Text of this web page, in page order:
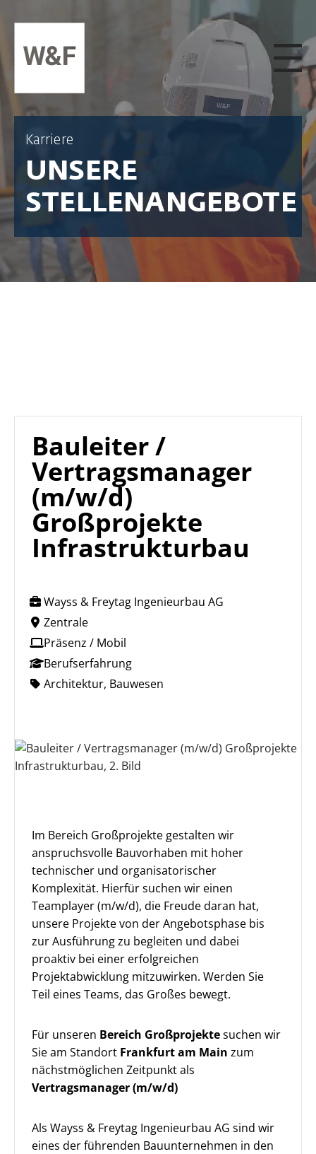
ZUM INHALT SPRINGEN
Karriere
UNSERE
STELLENANGEBOTE
Bauleiter /
Vertragsmanager
(m/w/d)
Großprojekte
Infrastrukturbau
Wayss & Freytag Ingenieurbau AG
Zentrale
Präsenz / Mobil
Berufserfahrung
Architektur, Bauwesen
Im Bereich Großprojekte gestalten wir
anspruchsvolle Bauvorhaben mit hoher
technischer und organisatorischer
Komplexität. Hierfür suchen wir einen
Teamplayer (m/w/d), die Freude daran hat,
unsere Projekte von der Angebotsphase bis
zur Ausführung zu begleiten und dabei
proaktiv bei einer erfolgreichen
Projektabwicklung mitzuwirken. Werden Sie
Teil eines Teams, das Großes bewegt.
Für unseren Bereich Großprojektesuchen wir
Sie am Standort Frankfurt am Main zum
nächstmöglichen Zeitpunkt als
Vertragsmanager (m/w/d)
Als Wayss & Freytag Ingenieurbau AG sind wir
eines der führenden Bauunternehmen in den